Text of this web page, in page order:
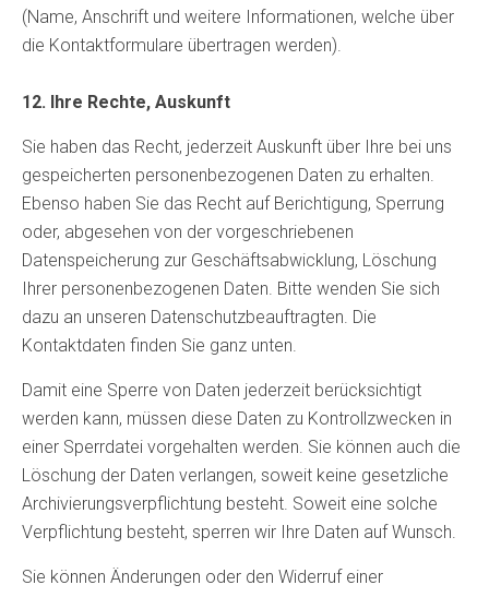
(Name, Anschrift und weitere Informationen, welche über
die Kontaktformulare übertragen werden).
12. Ihre Rechte, Auskunft
Sie haben das Recht, jederzeit Auskunft über Ihre bei uns
gespeicherten personenbezogenen Daten zu erhalten.
Ebenso haben Sie das Recht auf Berichtigung, Sperrung
oder, abgesehen von der vorgeschriebenen
Datenspeicherung zur Geschäftsabwicklung, Löschung
Ihrer personenbezogenen Daten. Bitte wenden Sie sich
dazu an unseren Datenschutzbeauftragten. Die
Kontaktdaten finden Sie ganz unten.
Damit eine Sperre von Daten jederzeit berücksichtigt
werden kann, müssen diese Daten zu Kontrollzwecken in
einer Sperrdatei vorgehalten werden. Sie können auch die
Löschung der Daten verlangen, soweit keine gesetzliche
Archivierungsverpflichtung besteht. Soweit eine solche
Verpflichtung besteht, sperren wir Ihre Daten auf Wunsch.
Sie können Änderungen oder den Widerruf einer